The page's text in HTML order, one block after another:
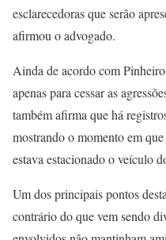
esclarecedoras que serão
afirmou o advogado.
Ainda de acordo com
apenas para cessar as
também afirma que há
mostrando o momento em
estava estacionado o veículo
Um dos principais pontos
contrário do que vem sendo